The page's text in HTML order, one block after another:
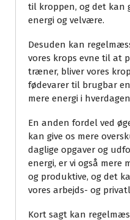
til kroppen, og det kan
energi og velvære.
Desuden kan
vores krops evne til at
træner, bliver vores
fødevarer til brugbar
mere energi i
En anden fordel ved
kan give os mere
daglige opgaver og
energi, er vi også mere
og produktive, og det
vores arbejds- og
Kort sagt kan